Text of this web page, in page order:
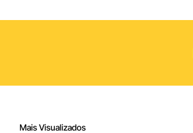
Mais Visualizados